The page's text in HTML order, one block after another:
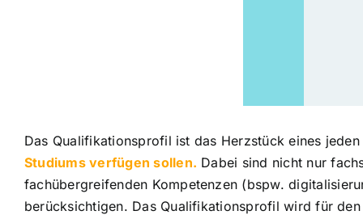
Das Qualifikationsprofil ist das Herzstück eines
Studiums verfügen sollen. Dabei sind nicht nur
fachübergreifenden Kompetenzen (bspw.
berücksichtigen. Das Qualifikationsprofil wird für